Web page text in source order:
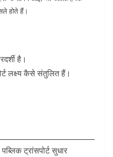
होते हैं।
है।
लक्ष्य कैसे संतुलित हैं।
ट्रांसपोर्ट सुधार